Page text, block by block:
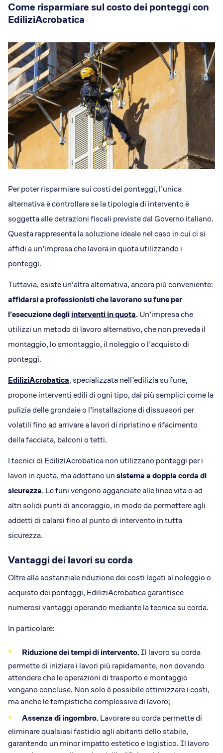
Come risparmiare sul costo dei ponteggi con
EdiliziAcrobatica
Per poter risparmiare sui costi dei ponteggi, l’unica
alternativa è controllare se la tipologia di intervento è
soggetta alle detrazioni fiscali previste dal Governo italiano.
Questa rappresenta la soluzione ideale nel caso in cui ci si
affidi a un’impresa che lavora in quota utilizzando i
ponteggi.
Tuttavia, esiste un’altra alternativa, ancora più conveniente:
affidarsi a professionisti che lavorano su fune per
l’esecuzione degliinterventi in quota. Un’impresa che
utilizzi un metodo di lavoro alternativo, che non preveda il
montaggio, lo smontaggio, il noleggio o l’acquisto di
ponteggi.
EdiliziAcrobatica, specializzata nell’edilizia su fune,
propone interventi edili di ogni tipo, dai più semplici come la
pulizia delle grondaie o l’installazione di dissuasori per
volatili fino ad arrivare a lavori di ripristino e rifacimento
della facciata, balconi o tetti.
I tecnici di EdiliziAcrobatica non utilizzano ponteggi per i
lavori in quota, ma adottano unsistema a doppia corda di
sicurezza. Le funi vengono agganciate alle linee vita o ad
altri solidi punti di ancoraggio, in modo da permettere agli
addetti di calarsi fino al punto di intervento in tutta
sicurezza.
Vantaggi dei lavori su corda
Oltre alla sostanziale riduzione dei costi legati al noleggio o
acquisto dei ponteggi, EdiliziAcrobatica garantisce
numerosi vantaggi operando mediante la tecnica su corda.
In particolare:
Riduzione dei tempi di intervento.Il lavoro su corda
permette di iniziare i lavori più rapidamente, non dovendo
attendere che le operazioni di trasporto e montaggio
vengano concluse. Non solo è possibile ottimizzare i costi,
ma anche le tempistiche complessive di lavoro;
Assenza di ingombro. Lavorare su corda permette di
eliminare qualsiasi fastidio agli abitanti dello stabile,
garantendo un minor impatto estetico e logistico. Il lavoro